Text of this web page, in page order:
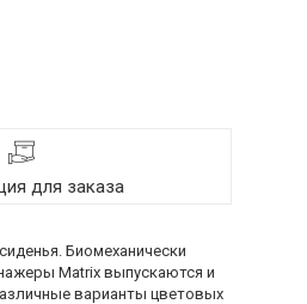
для заказа
Биомеханически
Matrix выпускаются и
варианты цветовых